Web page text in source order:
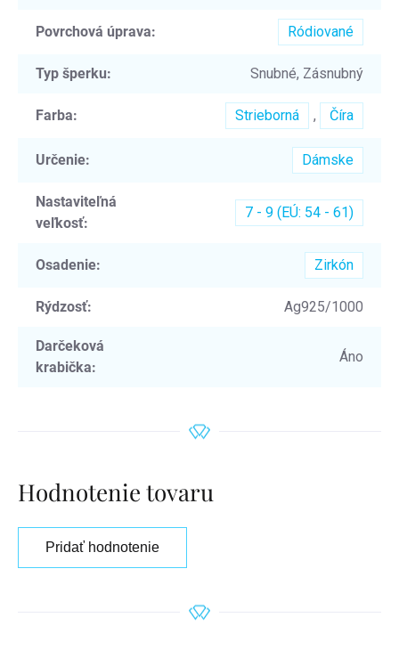
Povrchová úprava: Ródiované
Typ šperku: Snubné, Zásnubný
Farba: Strieborná , Číra
Určenie: Dámske
Nastaviteľná
veľkosť:
7 - 9 (EÚ: 54 - 61)
Osadenie: Zirkón
Rýdzosť: Ag925/1000
Darčeková
krabička:
Áno
Hodnotenie tovaru
Pridať hodnotenie